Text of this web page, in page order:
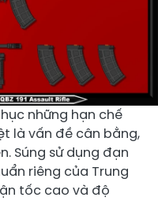
những hạn chế
là vấn đề cân bằng,
​Súng sử dụng đạn
riêng của Trung
tốc cao và độ